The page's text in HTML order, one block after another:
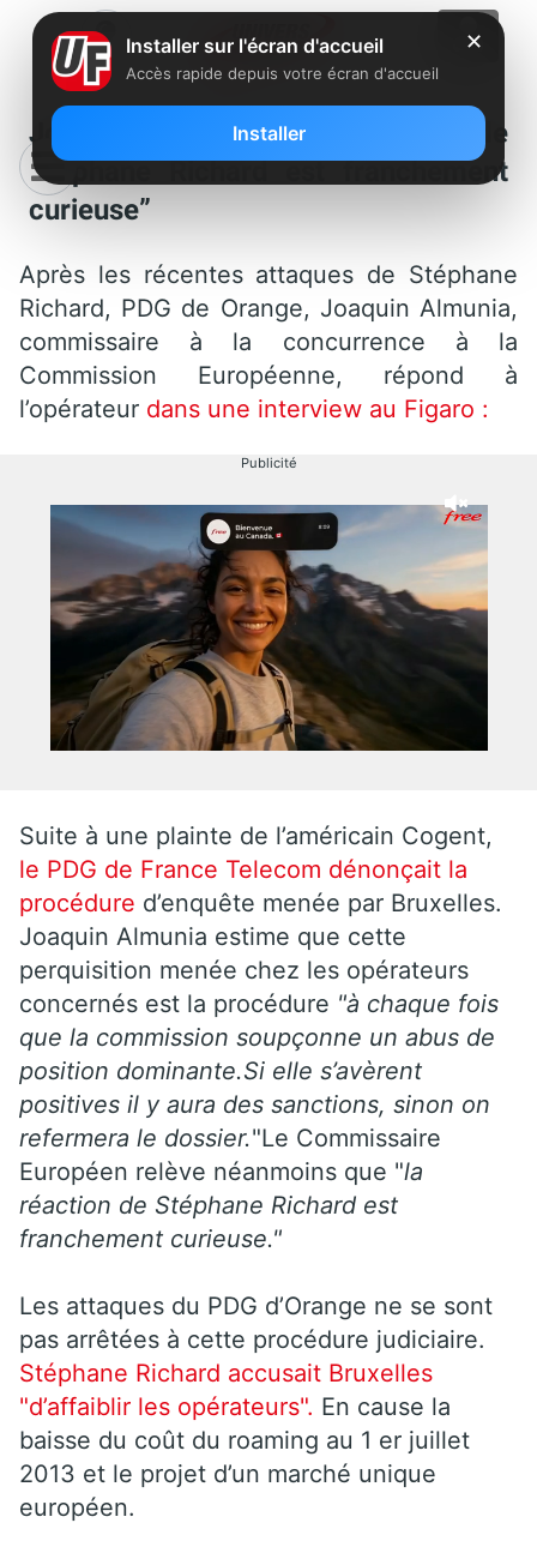
Joaquin Almunia : “la réaction de
Stéphane Richard est franchement
curieuse”
Après les récentes attaques de Stéphane
Richard, PDG de Orange, Joaquin Almunia,
commissaire à la concurrence à la
Commission Européenne, répond à
l’opérateur dans une interview au Figaro :
Publicité
Suite à une plainte de l’américain Cogent,
le PDG de France Telecom dénonçait la
procédure d’enquête menée par Bruxelles.
Joaquin Almunia estime que cette
perquisition menée chez les opérateurs
concernés est la procédure "à chaque fois
que la commission soupçonne un abus de
position dominante.Si elle s’avèrent
positives il y aura des sanctions, sinon on
refermera le dossier."Le Commissaire
Européen relève néanmoins que "la
réaction de Stéphane Richard est
franchement curieuse."
Les attaques du PDG d’Orange ne se sont
pas arrêtées à cette procédure judiciaire.
Stéphane Richard accusait Bruxelles
"d’affaiblir les opérateurs". En cause la
baisse du coût du roaming au 1 er juillet
2013 et le projet d’un marché unique
européen.
✕
Installer sur l'écran d'accueil
Accès rapide depuis votre écran d'accueil
Installer